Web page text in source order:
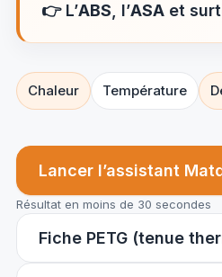
👉L’ABS , l’ASAet
Chaleur Température
Lancer l’assistant
Résultat en moins de 30 secondes
Fiche PETG (tenue